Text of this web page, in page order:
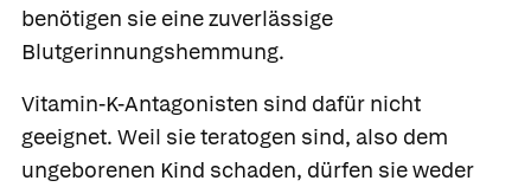
benötigen sie eine zuverlässige
Blutgerinnungshemmung.
Vitamin-K-Antagonisten sind dafür nicht
geeignet. Weil sie teratogen sind, also dem
ungeborenen Kind schaden, dürfen sie weder